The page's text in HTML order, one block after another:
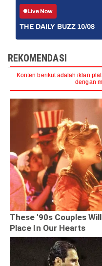
Live Now
THE DAILY BUZZ 10/08